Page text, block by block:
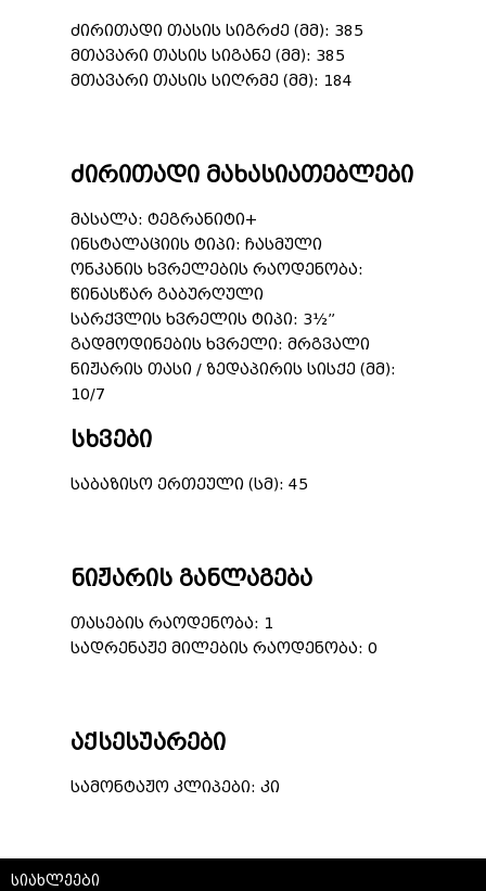
ძირითადი თასის სიგრძე (მმ): 385
მთავარი თასის სიგანე (მმ): 385
მთავარი თასის სიღრმე (მმ): 184
ძირითადი მახასიათებლები
მასალა: ტეგრანიტი+
ინსტალაციის ტიპი: ჩასმული
ონკანის ხვრელების რაოდენობა:
წინასწარ გაბურღული
სარქვლის ხვრელის ტიპი: 3½”
გადმოდინების ხვრელი: მრგვალი
ნიჟარის თასი / ზედაპირის სისქე (მმ):
10/7
სხვები
საბაზისო ერთეული (სმ): 45
ნიჟარის განლაგება
თასების რაოდენობა: 1
სადრენაჟე მილების რაოდენობა: 0
აქსესუარები
სამონტაჟო კლიპები: კი
სიახლეები